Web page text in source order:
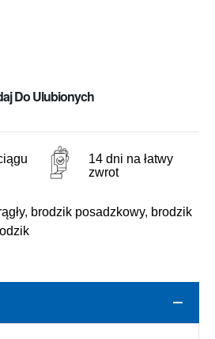
Do Ulubionych
14 dni na łatwy
zwrot
, brodzik posadzkowy, brodzik